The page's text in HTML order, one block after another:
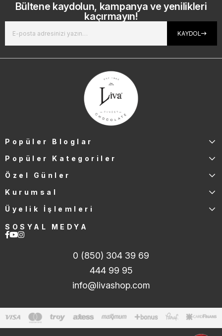
Bültene kaydolun, kampanya ve yenilikleri
kaçırmayın!
KAYDOL
Popüler Bloglar
Popüler Kategoriler
Özel Günler
Kurumsal
Üyelik İşlemleri
SOSYAL MEDYA
0 (850) 304 39 69
444 99 95
info@livashop.com